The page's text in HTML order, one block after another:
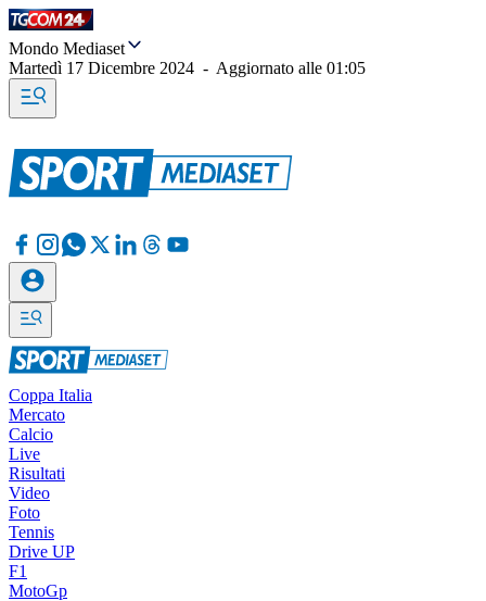
Mondo Mediaset
Martedì 17 Dicembre 2024 - Aggiornato alle 01:05
Coppa Italia
Mercato
Calcio
Live
Risultati
Video
Foto
Tennis
Drive UP
F1
MotoGp